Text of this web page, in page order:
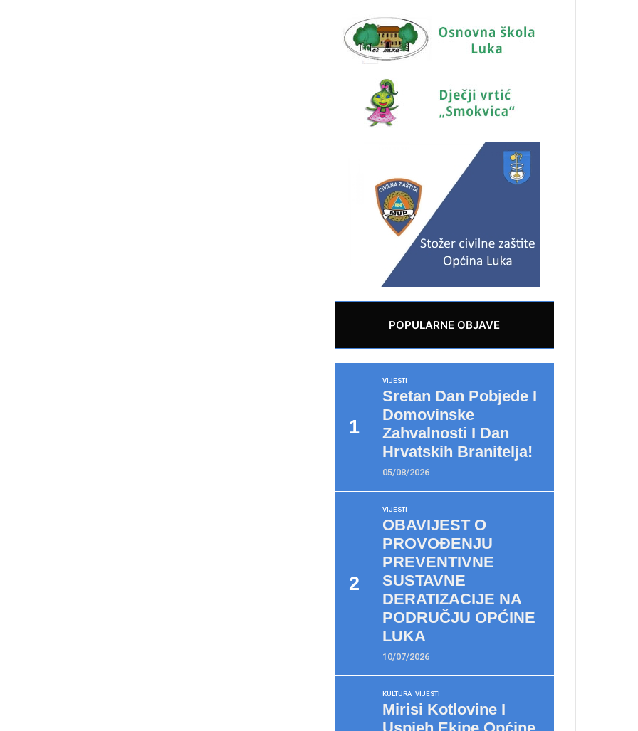
POPULARNE OBJAVE
VIJESTI
Sretan Dan Pobjede I
Domovinske
Zahvalnosti I Dan
Hrvatskih Branitelja!
05/08/2026
VIJESTI
OBAVIJEST O
PROVOĐENJU
PREVENTIVNE
SUSTAVNE
DERATIZACIJE NA
PODRUČJU OPĆINE
LUKA
10/07/2026
KULTURA VIJESTI
Mirisi Kotlovine I
Uspjeh Ekipe Općine